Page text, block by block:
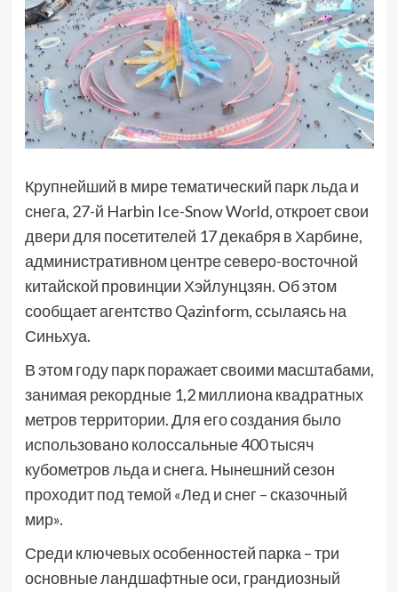
Крупнейший в мире тематический парк льда и
снега, 27-й Harbin Ice-Snow World, откроет свои
двери для посетителей 17 декабря в Харбине,
административном центре северо-восточной
китайской провинции Хэйлунцзян. Об этом
сообщает агентство Qazinform, ссылаясь на
Синьхуа.
В этом году парк поражает своими масштабами,
занимая рекордные 1,2 миллиона квадратных
метров территории. Для его создания было
использовано колоссальные 400 тысяч
кубометров льда и снега. Нынешний сезон
проходит под темой «Лед и снег – сказочный
мир».
Среди ключевых особенностей парка – три
основные ландшафтные оси, грандиозный